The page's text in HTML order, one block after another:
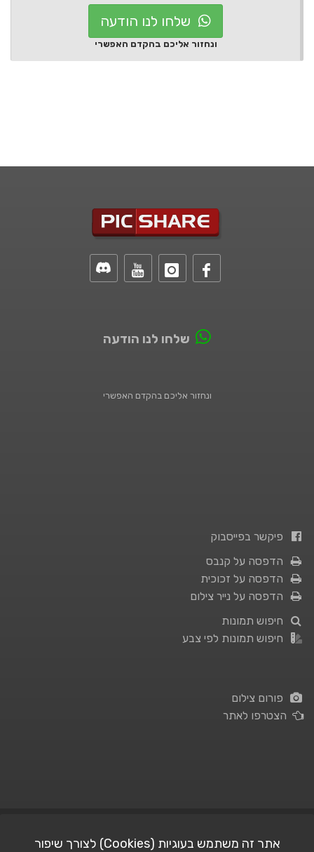
שלחו לנו הודעה
ונחזור אליכם בהקדם האפשרי
שלחו לנו הודעה
ונחזור אליכם בהקדם האפשרי
פיקשר בפייסבוק
הדפסה על קנבס
הדפסה על זכוכית
הדפסה על נייר צילום
חיפוש תמונות
חיפוש תמונות לפי צבע
פורום צילום
הצטרפו לאתר
אתר זה משתמש בעוגיות (Cookies) לצורך שיפור